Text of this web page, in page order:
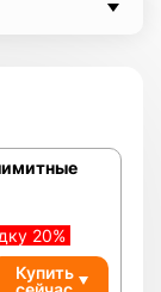
20%
Купить